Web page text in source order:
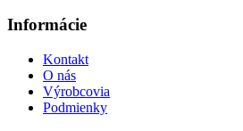
Informácie
Kontakt
O nás
Výrobcovia
Podmienky